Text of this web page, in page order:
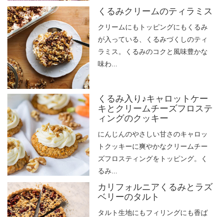
くるみクリームのティラミス
クリームにもトッピングにもくるみ
が入っている、くるみづくしのティ
ラミス。くるみのコクと風味豊かな
味わ...
くるみ入り♪キャロットケー
キとクリームチーズフロステ
ィングのクッキー
にんじんのやさしい甘さのキャロッ
トクッキーに爽やかなクリームチー
ズフロスティングをトッピング。く
るみ...
カリフォルニアくるみとラズ
ベリーのタルト
タルト生地にもフィリングにも香ば